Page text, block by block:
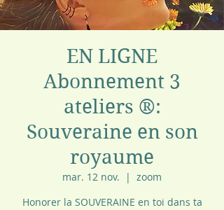
EN LIGNE
Abonnement 3
ateliers ®:
Souveraine en son
royaume
mar. 12 nov.
  |
zoom
Honorer la SOUVERAINE en toi dans ta